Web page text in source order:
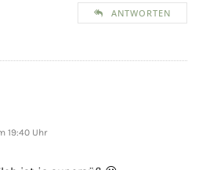
ANTWORTEN
19:40 Uhr